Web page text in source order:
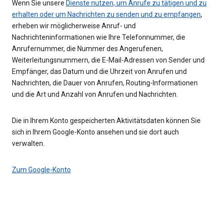
Wenn Sie unsere Dienste nutzen, um Anrufe zu tätigen und zu
erhalten oder um Nachrichten zu senden und zu empfangen,
erheben wir möglicherweise Anruf- und
Nachrichteninformationen wie Ihre Telefonnummer, die
Anrufernummer, die Nummer des Angerufenen,
Weiterleitungsnummern, die E-Mail-Adressen von Sender und
Empfänger, das Datum und die Uhrzeit von Anrufen und
Nachrichten, die Dauer von Anrufen, Routing-Informationen
und die Art und Anzahl von Anrufen und Nachrichten.
Die in Ihrem Konto gespeicherten Aktivitätsdaten können Sie
sich in Ihrem Google-Konto ansehen und sie dort auch
verwalten.
Zum Google-Konto